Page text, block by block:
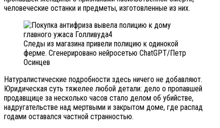
человеческие останки и предметы, изготовленные из них.
Следы из магазина привели полицию к одинокой
ферме. Сгенерировано нейросетью ChatGPT/Петр
Осинцев
Натуралистические подробности здесь ничего не добавляют.
Юридическая суть тяжелее любой детали: дело о пропавшей
продавщице за несколько часов стало делом об убийстве,
надругательстве над мертвыми и закрытом доме, где распад
годами оставался частной странностью.